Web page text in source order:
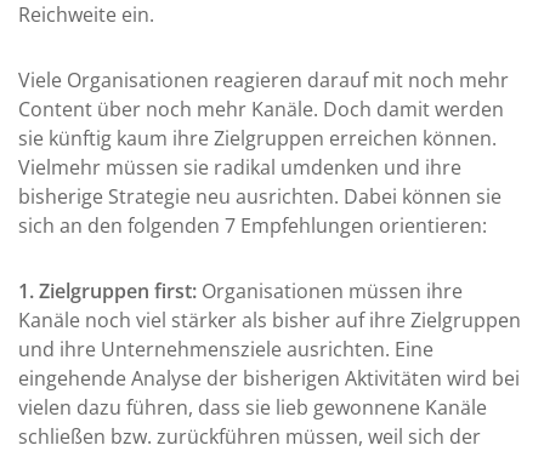
Reichweite ein.
Viele Organisationen reagieren darauf mit noch mehr
Content über noch mehr Kanäle. Doch damit werden
sie künftig kaum ihre Zielgruppen erreichen können.
Vielmehr müssen sie radikal umdenken und ihre
bisherige Strategie neu ausrichten. Dabei können sie
sich an den folgenden 7 Empfehlungen orientieren:
1. Zielgruppen first: Organisationen müssen ihre
Kanäle noch viel stärker als bisher auf ihre Zielgruppen
und ihre Unternehmensziele ausrichten. Eine
eingehende Analyse der bisherigen Aktivitäten wird bei
vielen dazu führen, dass sie lieb gewonnene Kanäle
schließen bzw. zurückführen müssen, weil sich der